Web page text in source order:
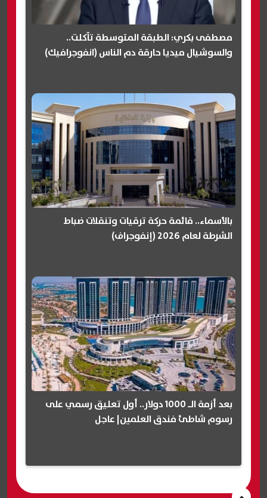
مصطفى بكري: الطبقة المتوسطة تآكلت..
والسوشيال ميديا حارقة دم الناس (انفوجرافيك)
بالأسماء.. قائمة حركة ترقيات وتنقلات ضباط
الشرطة لعام 2026 (إنفوجراف)
بعد أزمة الـ 1000 دولار.. أول تعليق رسمي على
رسوم شاطئ فندق العلمين| عاجل